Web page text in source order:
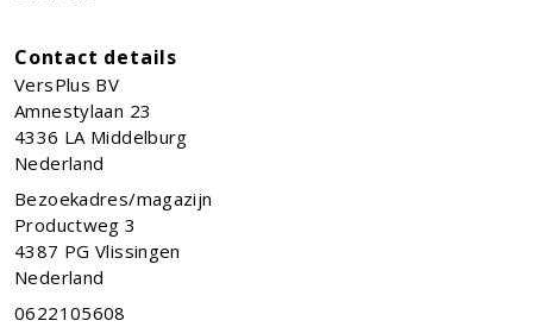
Contact details
VersPlus BV
Amnestylaan 23
4336 LA Middelburg
Nederland
Bezoekadres/magazijn
Productweg 3
4387 PG Vlissingen
Nederland
0622105608